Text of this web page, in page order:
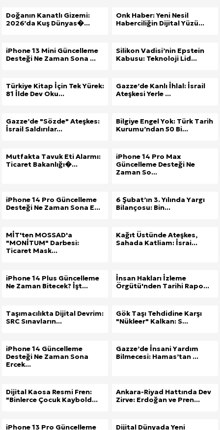
Doğanın Kanatlı Gizemi:
2026’da Kuş Dünyas�...
Onk Haber: Yeni Nesil
Haberciliğin Dijital Yüzü...
iPhone 13 Mini Güncelleme
Desteği Ne Zaman Sona ...
Silikon Vadisi’nin Epstein
Kabusu: Teknoloji Lid...
Türkiye Kitap İçin Tek Yürek:
81 İlde Dev Oku...
Gazze’de Kanlı İhlal: İsrail
Ateşkesi Yerle ...
Gazze’de "Sözde" Ateşkes:
İsrail Saldırılar...
Bilgiye Engel Yok: Türk Tarih
Kurumu’ndan 50 Bi...
Mutfakta Tavuk Eti Alarmı:
Ticaret Bakanlığı�...
iPhone 14 Pro Max
Güncelleme Desteği Ne
Zaman So...
iPhone 14 Pro Güncelleme
Desteği Ne Zaman Sona E...
6 Şubat’ın 3. Yılında Yargı
Bilançosu: Bin...
MİT'ten MOSSAD'a
"MONİTUM" Darbesi:
Ticaret Mask...
Kağıt Üstünde Ateşkes,
Sahada Katliam: İsrai...
iPhone 14 Plus Güncelleme
Ne Zaman Bitecek? İşt...
İnsan Hakları İzleme
Örgütü'nden Tarihi Rapo...
Taşımacılıkta Dijital Devrim:
SRC Sınavların...
Gök Taşı Tehdidine Karşı
"Nükleer" Kalkan: S...
iPhone 14 Güncelleme
Desteği Ne Zaman Sona
Ercek...
Gazze’de İnsani Yardım
Bilmecesi: Hamas’tan ...
Dijital Kaosa Resmi Fren:
"Binlerce Çocuk Kaybold...
Ankara-Riyad Hattında Dev
Zirve: Erdoğan ve Pren...
iPhone 13 Pro Güncelleme Dijital Dünyada Yeni